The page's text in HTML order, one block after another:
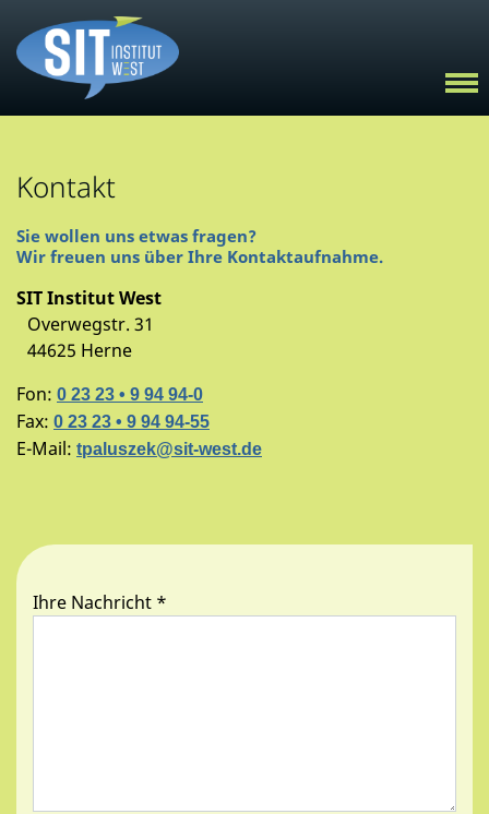
Kontakt
Sie wollen uns etwas fragen?
Wir freuen uns über Ihre Kontaktaufnahme.
SIT Institut West
Overwegstr. 31
44625 Herne
Fon: 0 23 23 • 9 94 94-0
Fax: 0 23 23 • 9 94 94-55
E-Mail: tpaluszek@sit-west.de
Ihre Nachricht *